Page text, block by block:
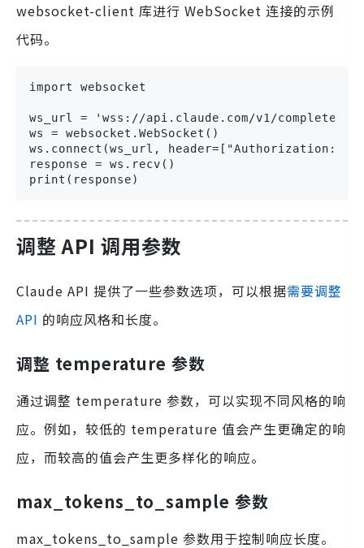
websocket-client 库进行 WebSocket 连接的示例
代码。
import websocket
ws_url = 'wss://api.claude.com/v1/complete'
ws = websocket.WebSocket()
ws.connect(ws_url, header=["Authorization:
response = ws.recv()
print(response)
调整 API 调用参数
Claude API 提供了一些参数选项，可以根据需要调整
API 的响应风格和长度。
调整 temperature 参数
通过调整 temperature 参数，可以实现不同风格的响
应。例如，较低的 temperature 值会产生更确定的响
应，而较高的值会产生更多样化的响应。
max_tokens_to_sample 参数
max_tokens_to_sample 参数用于控制响应长度。